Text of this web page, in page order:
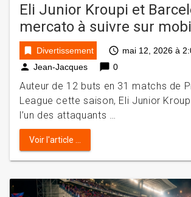
Eli Junior Kroupi et
mercato à suivre sur
bookmark Divertissement access_time mai 12, 2026 à
person Jean-Jacques chat_bubble 0
Auteur de 12 buts en 31 matchs de
League cette saison, Eli Junior
l’un des attaquants …
Voir l'article ...